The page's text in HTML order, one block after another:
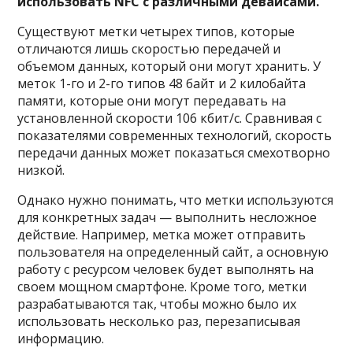
Существуют метки четырех типов, которые
отличаются лишь скоростью передачей и
объемом данных, который они могут хранить. У
меток 1-го и 2-го типов 48 байт и 2 килобайта
памяти, которые они могут передавать на
установленной скорости 106 кбит/с. Сравнивая с
показателями современных технологий, скорость
передачи данных может показаться смехотворно
низкой.
Однако нужно понимать, что метки используются
для конкретных задач — выполнить несложное
действие. Например, метка может отправить
пользователя на определенный сайт, а основную
работу с ресурсом человек будет выполнять на
своем мощном смартфоне. Кроме того, метки
разрабатываются так, чтобы можно было их
использовать несколько раз, перезаписывая
информацию.